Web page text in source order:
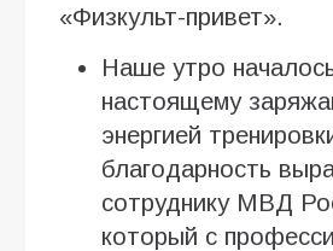
«Физкульт-привет».
Наше утро
настоящему
энергией
благодарность
сотруднику МВД
который с